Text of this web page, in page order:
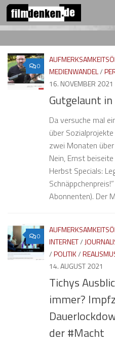
Zum Inhalt springenFOLGEN:
0
MEDIENWANDEL/
16. NOVEMBER 2021
Gutgelaunt
Da versuche mal
über
zwei Monaten
Nein, Ernst
Herbst Specials:
Abonnenten). Der
0
INTERNET/
/POLITIK/
14. AUGUST 2021
Tichys
immer?
der #Macht